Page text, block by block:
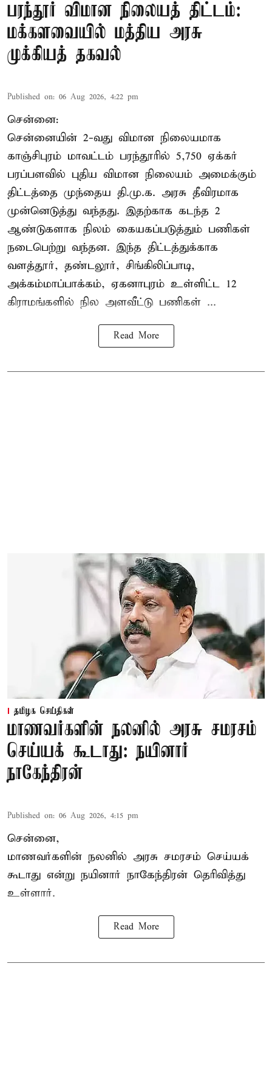
பரந்தூர் விமான நிலையத் திட்டம்:
மக்களவையில் மத்திய அரசு
முக்கியத் தகவல்
Published on: 06 Aug 2026, 4:22 pm
சென்னை:
சென்னையின் 2-வது விமான நிலையமாக
காஞ்சிபுரம் மாவட்டம் பரந்தூரில் 5,750 ஏக்கர்
பரப்பளவில் புதிய விமான நிலையம் அமைக்கும்
திட்டத்தை முந்தைய தி.மு.க. அரசு தீவிரமாக
முன்னெடுத்து வந்தது. இதற்காக கடந்த 2
ஆண்டுகளாக நிலம் கையகப்படுத்தும் பணிகள்
நடைபெற்று வந்தன. இந்த திட்டத்துக்காக
வளத்தூர், தண்டலூர், சிங்கிலிப்பாடி,
அக்கம்மாப்பாக்கம், ஏகனாபுரம் உள்ளிட்ட 12
கிராமங்களில் நில அளவீட்டு பணிகள் ...
Read More
தமிழக செய்திகள்
மாணவர்களின் நலனில் அரசு சமரசம்
செய்யக் கூடாது: நயினார்
நாகேந்திரன்
Published on: 06 Aug 2026, 4:15 pm
சென்னை,
மாணவர்களின் நலனில் அரசு சமரசம் செய்யக்
கூடாது என்று நயினார் நாகேந்திரன் தெரிவித்து
உள்ளார்.
Read More